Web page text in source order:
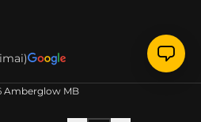
Amberglow MB